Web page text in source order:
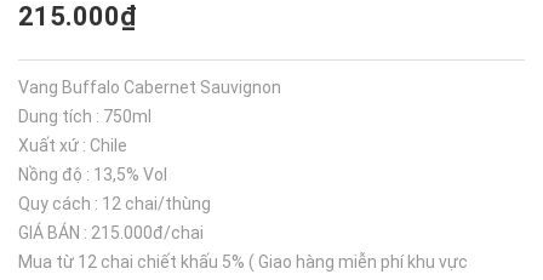
215.000₫
Vang Buffalo Cabernet Sauvignon
Dung tích : 750ml
Xuất xứ : Chile
Nồng độ : 13,5% Vol
Quy cách : 12 chai/thùng
GIÁ BÁN : 215.000đ/chai
Mua từ 12 chai chiết khấu 5% ( Giao hàng miễn phí khu vực